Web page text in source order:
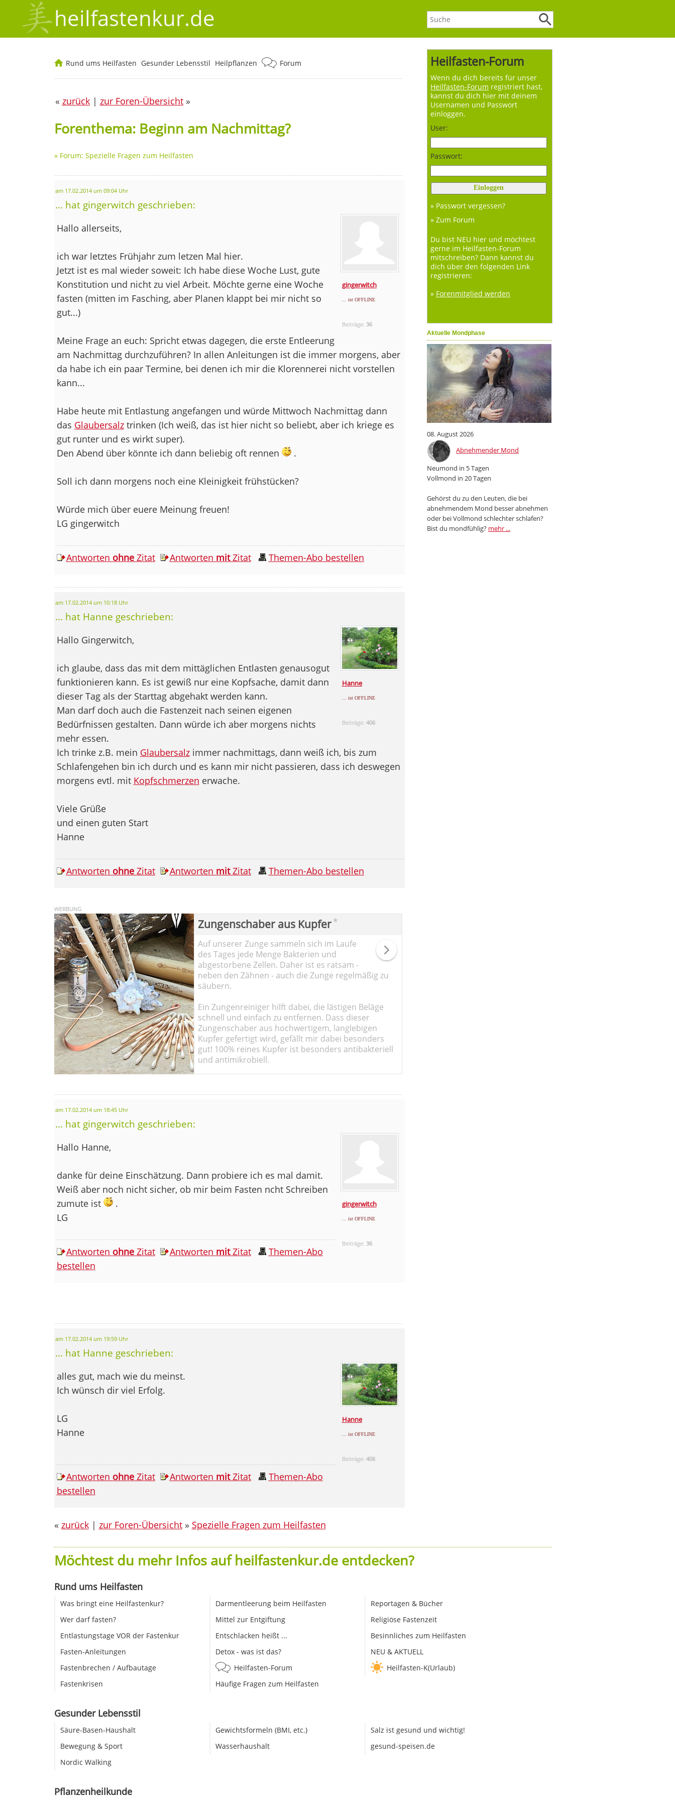
heilfastenkur.de
Heilfasten-Forum
Wenn du dich bereits für unser
Heilfasten-Forum registriert hast,
kannst du dich hier mit deinem
Usernamen und Passwort
einloggen.
User:
Passwort:
» Passwort vergessen?
» Zum Forum
Du bist NEU hier und möchtest
gerne im Heilfasten-Forum
mitschreiben? Dann kannst du
dich über den folgenden Link
registrieren:
» Forenmitglied werden
Aktuelle Mondphase
08. August 2026
Abnehmender Mond
Neumond in 5 Tagen
Vollmond in 20 Tagen
Gehörst du zu den Leuten, die bei
abnehmendem Mond besser abnehmen
oder bei Vollmond schlechter schlafen?
Bist du mondfühlig? mehr ...
Rund ums Heilfasten Gesunder Lebensstil Heilpflanzen Forum
« zurück| zur Foren-Übersicht»
Forenthema: Beginn am Nachmittag?
» Forum: Spezielle Fragen zum Heilfasten
am 17.02.2014 um 09:04 Uhr
... hat gingerwitch geschrieben:
gingerwitch
... ist OFFLINE
Beiträge: 36
Hallo allerseits,
ich war letztes Frühjahr zum letzen Mal hier.
Jetzt ist es mal wieder soweit: Ich habe diese Woche Lust, gute
Konstitution und nicht zu viel Arbeit. Möchte gerne eine Woche
fasten (mitten im Fasching, aber Planen klappt bei mir nicht so
gut...)
Meine Frage an euch: Spricht etwas dagegen, die erste Entleerung
am Nachmittag durchzuführen? In allen Anleitungen ist die immer morgens, aber
da habe ich ein paar Termine, bei denen ich mir die Klorennerei nicht vorstellen
kann...
Habe heute mit Entlastung angefangen und würde Mittwoch Nachmittag dann
das Glaubersalztrinken (Ich weiß, das ist hier nicht so beliebt, aber ich kriege es
gut runter und es wirkt super).
Den Abend über könnte ich dann beliebig oft rennen
.
Soll ich dann morgens noch eine Kleinigkeit frühstücken?
Würde mich über euere Meinung freuen!
LG gingerwitch
Antworten ohneZitat Antworten mitZitat Themen-Abo bestellen
am 17.02.2014 um 10:18 Uhr
... hat Hanne geschrieben:
Hanne
... ist OFFLINE
Beiträge: 406
Hallo Gingerwitch,
ich glaube, dass das mit dem mittäglichen Entlasten genausogut
funktionieren kann. Es ist gewiß nur eine Kopfsache, damit dann
dieser Tag als der Starttag abgehakt werden kann.
Man darf doch auch die Fastenzeit nach seinen eigenen
Bedürfnissen gestalten. Dann würde ich aber morgens nichts
mehr essen.
Ich trinke z.B. mein Glaubersalzimmer nachmittags, dann weiß ich, bis zum
Schlafengehen bin ich durch und es kann mir nicht passieren, dass ich deswegen
morgens evtl. mit Kopfschmerzen erwache.
Viele Grüße
und einen guten Start
Hanne
Antworten ohneZitat Antworten mitZitat Themen-Abo bestellen
Zungenschaber aus Kupfer*
Auf unserer Zunge sammeln sich im Laufe
des Tages jede Menge Bakterien und
abgestorbene Zellen. Daher ist es ratsam -
neben den Zähnen - auch die Zunge regelmäßig zu
säubern.
Ein Zungenreiniger hilft dabei, die lästigen Beläge
schnell und einfach zu entfernen. Dass dieser
Zungenschaber aus hochwertigem, langlebigen
Kupfer gefertigt wird, gefällt mir dabei besonders
gut! 100% reines Kupfer ist besonders antibakteriell
und antimikrobiell.
am 17.02.2014 um 18:45 Uhr
... hat gingerwitch geschrieben:
gingerwitch
... ist OFFLINE
Beiträge: 36
Hallo Hanne,
danke für deine Einschätzung. Dann probiere ich es mal damit.
Weiß aber noch nicht sicher, ob mir beim Fasten ncht Schreiben
zumute ist
.
LG
Antworten ohneZitat Antworten mitZitat
Themen-Abo
bestellen
am 17.02.2014 um 19:59 Uhr
... hat Hanne geschrieben:
Hanne
... ist OFFLINE
Beiträge: 406
alles gut, mach wie du meinst.
Ich wünsch dir viel Erfolg.
LG
Hanne
Antworten ohneZitat Antworten mitZitat
Themen-Abo
bestellen
« zurück| zur Foren-Übersicht» Spezielle Fragen zum Heilfasten
Möchtest du mehr Infos auf heilfastenkur.de entdecken?
Rund ums Heilfasten
Was bringt eine Heilfastenkur?
Wer darf fasten?
Entlastungstage VOR der Fastenkur
Fasten-Anleitungen
Fastenbrechen / Aufbautage
Fastenkrisen
Darmentleerung beim Heilfasten
Mittel zur Entgiftung
Entschlacken heißt ...
Detox - was ist das?
Heilfasten-Forum
Häufige Fragen zum Heilfasten
Reportagen & Bücher
Religiöse Fastenzeit
Besinnliches zum Heilfasten
NEU & AKTUELL
Heilfasten-K(Urlaub)
Gesunder Lebensstil
Säure-Basen-Haushalt
Bewegung & Sport
Nordic Walking
Gewichtsformeln (BMI, etc.)
Wasserhaushalt
Salz ist gesund und wichtig!
gesund-speisen.de
Pflanzenheilkunde